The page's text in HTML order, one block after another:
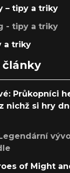
– tipy a triky
- tipy a triky
a triky
články
Průkopníci
nichž si hry
of Might